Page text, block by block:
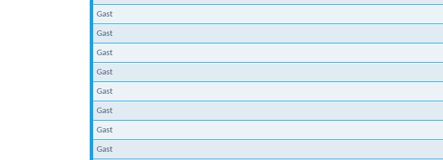
Gast
Gast
Gast
Gast
Gast
Gast
Gast
Gast